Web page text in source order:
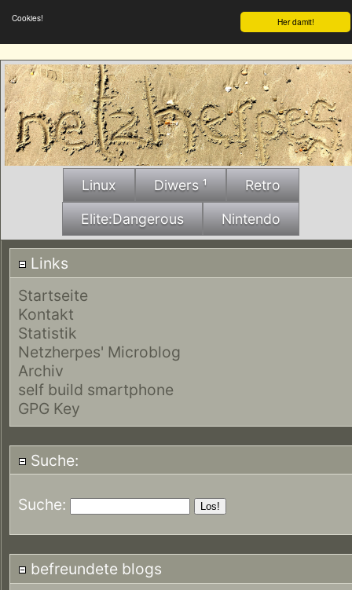
Her damit!
Cookies!
Linux Diwers ¹ Retro
Elite:Dangerous Nintendo
Links
Startseite
Kontakt
Statistik
Netzherpes' Microblog
Archiv
self build smartphone
GPG Key
Suche:
Suche:
befreundete blogs